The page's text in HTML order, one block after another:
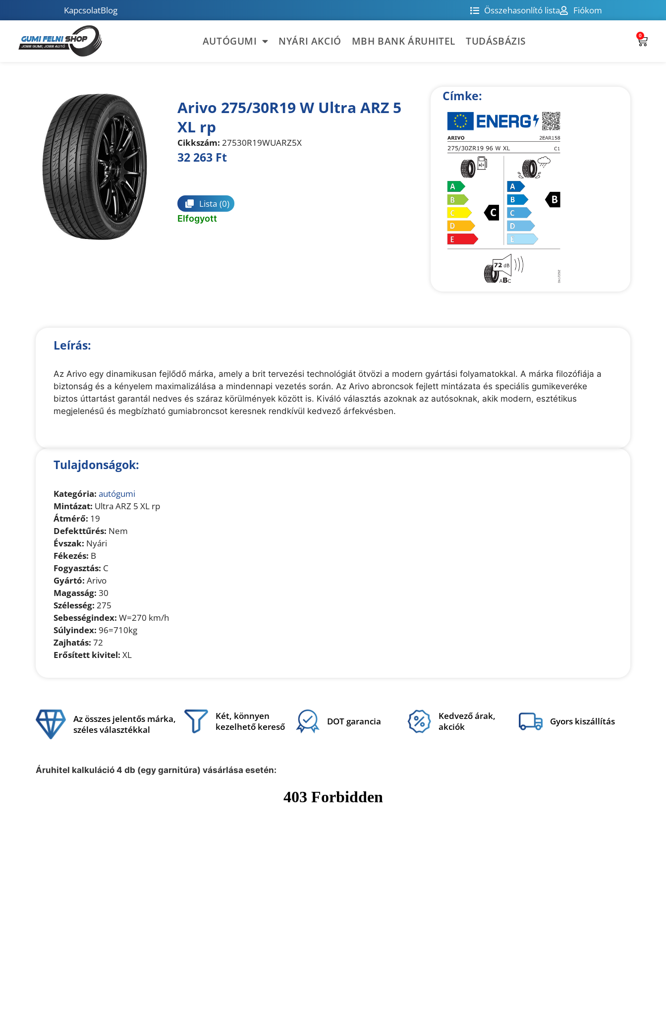
KapcsolatBlog Összehasonlító lista Fiókom
AUTÓGUMI NYÁRI AKCIÓ MBH BANK ÁRUHITEL TUDÁSBÁZIS 0
Arivo 275/30R19 W Ultra ARZ 5
XL rp
Cikkszám: 27530R19WUARZ5X
32 263 Ft
Lista (0)
Elfogyott
Címke:
Leírás:
Az Arivo egy dinamikusan fejlődő márka, amely a brit tervezési technológiát ötvözi a modern gyártási folyamatokkal. A márka filozófiája a
biztonság és a kényelem maximalizálása a mindennapi vezetés során. Az Arivo abroncsok fejlett mintázata és speciális gumikeveréke
biztos úttartást garantál nedves és száraz körülmények között is. Kiváló választás azoknak az autósoknak, akik modern, esztétikus
megjelenésű és megbízható gumiabroncsot keresnek rendkívül kedvező árfekvésben.
Tulajdonságok:
Kategória: autógumi
Mintázat: Ultra ARZ 5 XL rp
Átmérő: 19
Defekttűrés: Nem
Évszak: Nyári
Fékezés: B
Fogyasztás: C
Gyártó: Arivo
Magasság: 30
Szélesség: 275
Sebességindex: W=270 km/h
Súlyindex: 96=710kg
Zajhatás: 72
Erősített kivitel: XL
Az összes jelentős márka,
széles választékkal
Két, könnyen
kezelhető kereső
DOT garancia
Kedvező árak,
akciók
Gyors kiszállítás
Áruhitel kalkuláció 4 db (egy garnitúra) vásárlása esetén: